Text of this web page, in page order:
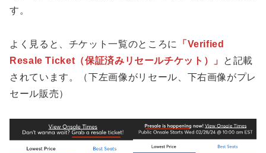
す。
よく見ると、チケット一覧のところに
「Verified
Resale Ticket（保証済みリセールチケット）」
と記載
されています。（下左画像がリセール、下右画像がプレ
セール販売）